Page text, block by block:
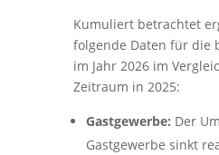
Kumuliert betrachtet
folgende Daten für die
im Jahr 2026 im
Zeitraum in 2025:
Gastgewerbe: Der
Gastgewerbe sinkt